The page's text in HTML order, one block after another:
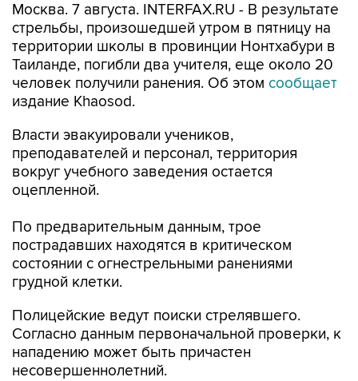
Москва. 7 августа. INTERFAX.RU - В результате
стрельбы, произошедшей утром в пятницу на
территории школы в провинции Нонтхабури в
Таиланде, погибли два учителя, еще около 20
человек получили ранения. Об этом сообщает
издание Khaosod.
Власти эвакуировали учеников,
преподавателей и персонал, территория
вокруг учебного заведения остается
оцепленной.
По предварительным данным, трое
пострадавших находятся в критическом
состоянии с огнестрельными ранениями
грудной клетки.
Полицейские ведут поиски стрелявшего.
Согласно данным первоначальной проверки, к
нападению может быть причастен
несовершеннолетний.